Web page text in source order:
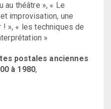
au théâtre », « Le
improvisation, une
», « les techniques de
»
postales anciennes
à 1980,